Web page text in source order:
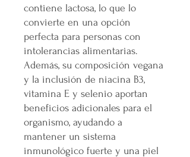
contiene lactosa, lo que lo
convierte en una opción
perfecta para personas con
intolerancias alimentarias.
Además, su composición vegana
y la inclusión de niacina B3,
vitamina E y selenio aportan
beneficios adicionales para el
organismo, ayudando a
mantener un sistema
inmunológico fuerte y una piel